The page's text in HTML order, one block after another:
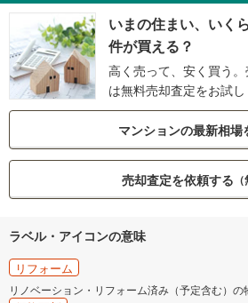
いまの住まい、いく
件が買える？
高く売って、安く買う
は無料売却査定をお試し
マンションの最新相場
売却査定を依頼する
ラベル・アイコンの意味
リフォーム
リノベーション・リフォーム済み（予定含む）の